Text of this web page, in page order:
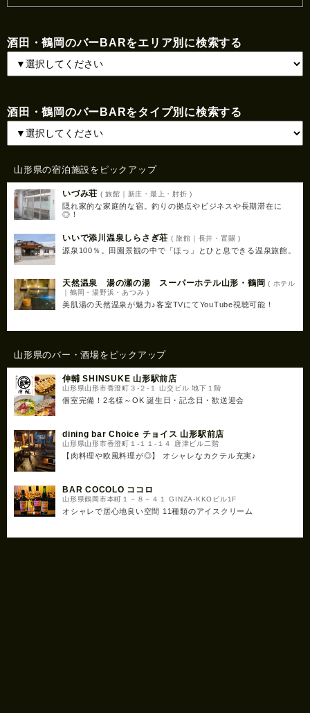
酒田・鶴岡のバーBARをエリア別に検索する
酒田・鶴岡のバーBARをタイプ別に検索する
山形県の宿泊施設をピックアップ
いづみ荘 ( 旅館｜新庄・最上・肘折 )
隠れ家的な家庭的な宿。釣りの拠点やビジネスや長期滞在に
◎！
いいで添川温泉しらさぎ荘 ( 旅館｜長井・置賜 )
源泉100％。田園景観の中で「ほっ」とひと息できる温泉旅館。
天然温泉 湯の瀬の湯 スーパーホテル山形・鶴岡 ( ホテル
｜鶴岡・湯野浜・あつみ )
美肌湯の天然温泉が魅力♪客室TVにてYouTube視聴可能！
山形県のバー・酒場をピックアップ
伸輔 SHINSUKE 山形駅前店
山形県山形市香澄町３-２-１ 山交ビル 地下１階
個室完備！2名様～OK 誕生日・記念日・歓送迎会
dining bar Choice チョイス 山形駅前店
山形県山形市香澄町１-１１-１４ 唐津ビル二階
【肉料理や欧風料理が◎】 オシャレなカクテル充実♪
BAR COCOLO ココロ
山形県鶴岡市本町１－８－４１ GINZA-KKOビル1F
オシャレで居心地良い空間 11種類のアイスクリーム